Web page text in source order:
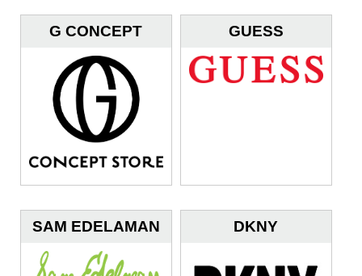
GUESS
G CONCEPT
STORE
DKNY
SAM EDELAMAN